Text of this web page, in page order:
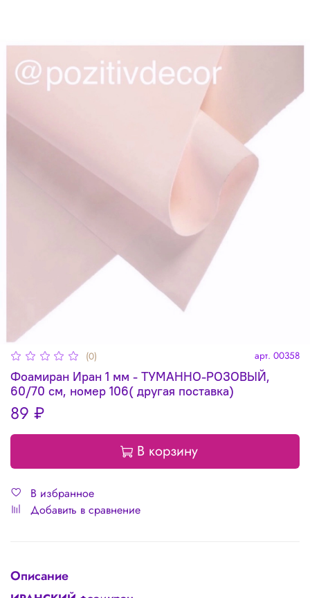
(0) арт. 00358
Фоамиран Иран 1 мм - ТУМАННО-РОЗОВЫЙ,
60/70 см, номер 106( другая поставка)
89 ₽
В корзину
В избранное
Добавить в сравнение
Описание